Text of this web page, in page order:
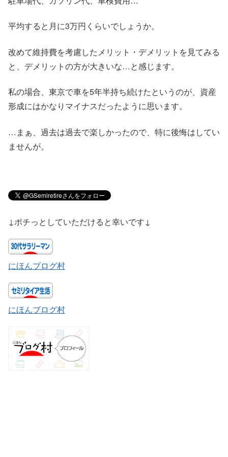
平均すると月に3万円くらいでしょうか。
改めて維持費を考慮したメリット・デメリットを見てみる
と、デメリットの方が大きいな…と感じます。
私の場合、東京で車を5年半持ち続けたというのが、資産
形成にはかなりマイナスだったように思います。
…まぁ、過去は過去で楽しかったので、特に後悔はしてい
ませんが。
↓ポチっとしていただけると幸いです↓
にほんブログ村
にほんブログ村